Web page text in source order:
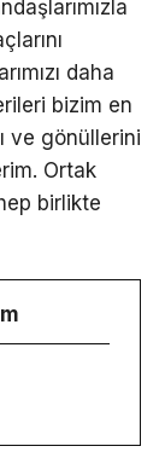
daha
bizim en
ve gönüllerini
Ortak
birlikte